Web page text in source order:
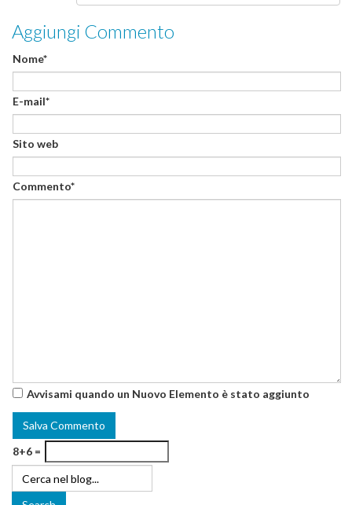
Aggiungi Commento
Nome*
E-mail*
Sito web
Commento*
Avvisami quando un Nuovo Elemento è stato aggiunto
8+6 =